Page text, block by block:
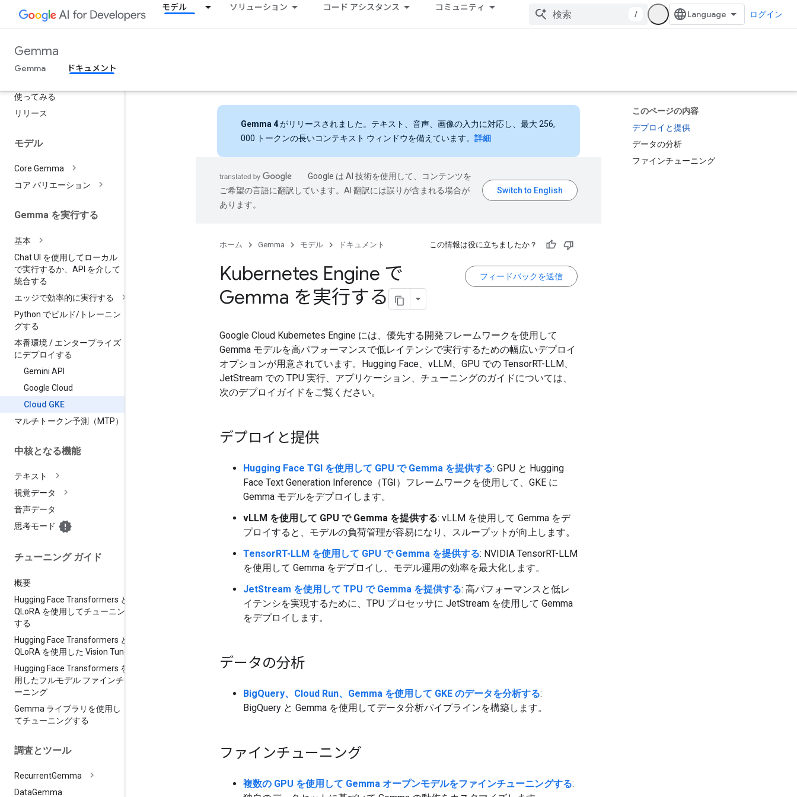
モデル ソリューション コード アシスタンス コミュニティ
/ ログイン
Gemma
Gemma ドキュメント
使ってみる
リリース
モデル
Core Gemma
コア バリエーション
Gemma を実行する
基本
Chat UI を使用してローカル
で実行するか、API を介して
統合する
エッジで効率的に実行する
Python でビルド/ トレーニン
グする
本番環境 / エンタープライズ
にデプロイする
Gemini API
Google Cloud
Cloud GKE
マルチトークン予測（MTP）
中核となる機能
テキスト
視覚データ
音声データ
思考モード
チューニング ガイド
概要
Hugging Face Transformers と
QLoRA を使用してチューニング
する
Hugging Face Transformers と
QLoRA を使用した Vision Tune
Hugging Face Transformers を使
用したフルモデル ファインチュ
ーニング
Gemma ライブラリを使用し
てチューニングする
調査とツール
RecurrentGemma
DataGemma
このページの内容
デプロイと提供
データの分析
ファインチューニング
Gemma 4がリリースされました。テキスト、音声、画像の入力に対応し、最大 256,
000 トークンの長いコンテキスト ウィンドウを備えています。 詳細
Google は AI 技術を使用して、コンテンツを
ご希望の言語に翻訳しています。AI 翻訳には誤りが含まれる場合が
あります。
ホーム Gemma モデル ドキュメント この情報は役に立ちましたか？
フィードバックを送信
Kubernetes Engine で
Gemma を実行する
Google Cloud Kubernetes Engine には、優先する開発フレームワークを使用して
Gemma モデルを高パフォーマンスで低レイテンシで実行するための幅広いデプロイ
オプションが用意されています。Hugging Face、vLLM、GPU での TensorRT-LLM、
JetStream での TPU 実行、アプリケーション、チューニングのガイドについては、
次のデプロイガイドをご覧ください。
デプロイと提供
Hugging Face TGI を使用して GPU で Gemma を提供する: GPU と Hugging
Face Text Generation Inference（TGI）フレームワークを使用して、GKE に
Gemma モデルをデプロイします。
vLLM を使用して GPU で Gemma を提供する: vLLM を使用して Gemma をデ
プロイすると、モデルの負荷管理が容易になり、スループットが向上します。
TensorRT-LLM を使用して GPU で Gemma を提供する: NVIDIA TensorRT-LLM
を使用して Gemma をデプロイし、モデル運用の効率を最大化します。
JetStream を使用して TPU で Gemma を提供する: 高パフォーマンスと低レ
イテンシを実現するために、TPU プロセッサに JetStream を使用して Gemma
をデプロイします。
データの分析
BigQuery、Cloud Run、Gemma を使用して GKE のデータを分析する:
BigQuery と Gemma を使用してデータ分析パイプラインを構築します。
ファインチューニング
複数の GPU を使用して Gemma オープンモデルをファインチューニングする: